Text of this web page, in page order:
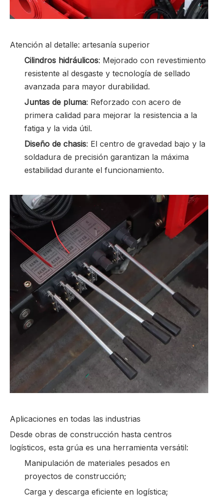
Atención al detalle: artesanía superior
Cilindros hidráulicos: Mejorado con revestimiento
resistente al desgaste y tecnología de sellado
avanzada para mayor durabilidad.
Juntas de pluma: Reforzado con acero de
primera calidad para mejorar la resistencia a la
fatiga y la vida útil.
Diseño de chasis: El centro de gravedad bajo y la
soldadura de precisión garantizan la máxima
estabilidad durante el funcionamiento.
Aplicaciones en todas las industrias
Desde obras de construcción hasta centros
logísticos, esta grúa es una herramienta versátil:
Manipulación de materiales pesados ​​en
proyectos de construcción;
Carga y descarga eficiente en logística;